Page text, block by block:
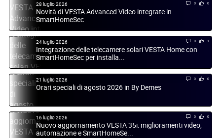
28 luglio 2026
Novità di VESTA Advanced Video integrate in
SmartHomeSec
0 0
24 luglio 2026
Integrazione delle telecamere solari VESTA Home con
SmartHomeSec per installa...
0 1
21 luglio 2026
Orari speciali di agosto 2026 in By Demes
0 0
16 luglio 2026
Nuovo aggiornamento VESTA 35i: miglioramenti video,
automazione e SmartHomeSe...
0 0